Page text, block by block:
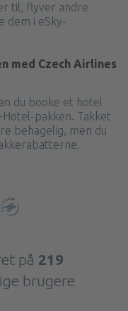
til, flyver andre
dem i eSky-
med Czech Airlines
du booke et hotel
pakken. Takket
behagelig, men du
på 219
brugere